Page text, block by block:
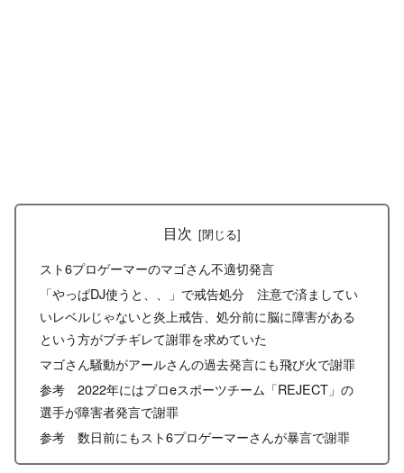
目次
スト6プロゲーマーのマゴさん不適切発言
「やっぱDJ使うと、、」で戒告処分 注意で済ましてい
いレベルじゃないと炎上戒告、処分前に脳に障害がある
という方がブチギレて謝罪を求めていた
マゴさん騒動がアールさんの過去発言にも飛び火で謝罪
参考 2022年にはプロeスポーツチーム「REJECT」の
選手が障害者発言で謝罪
参考 数日前にもスト6プロゲーマーさんが暴言で謝罪